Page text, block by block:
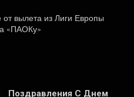
вылета из Лиги Европы
«ПАОКу»
Поздравления С Днем